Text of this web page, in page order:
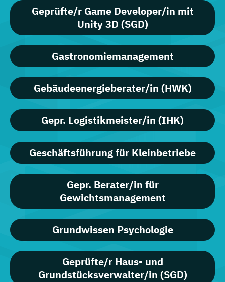
Geprüfte/r Game Developer/in mit
Unity 3D (SGD)
Gastronomiemanagement
Gebäudeenergieberater/in (HWK)
Gepr. Logistikmeister/in (IHK)
Geschäftsführung für Kleinbetriebe
Gepr. Berater/in für
Gewichtsmanagement
Grundwissen Psychologie
Geprüfte/r Haus- und
Grundstücksverwalter/in (SGD)